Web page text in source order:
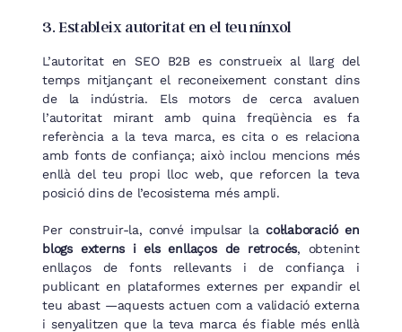
3. Estableix autoritat en el teu nínxol
L’autoritat en SEO B2B es construeix al llarg del
temps mitjançant el reconeixement constant dins
de la indústria. Els motors de cerca avaluen
l’autoritat mirant amb quina freqüència es fa
referència a la teva marca, es cita o es relaciona
amb fonts de confiança; això inclou mencions més
enllà del teu propi lloc web, que reforcen la teva
posició dins de l’ecosistema més ampli.
Per construir-la, convé impulsar la col·laboració en
blogs externs i els enllaços de retrocés, obtenint
enllaços de fonts rellevants i de confiança i
publicant en plataformes externes per expandir el
teu abast —aquests actuen com a validació externa
i senyalitzen que la teva marca és fiable més enllà